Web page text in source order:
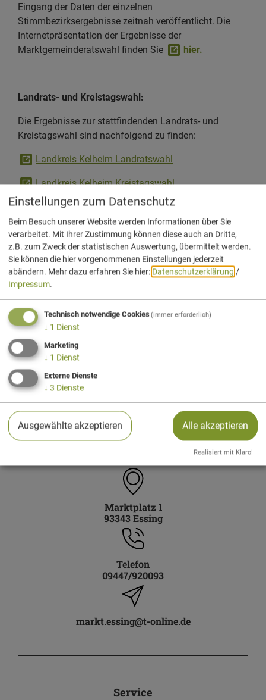
Eingang der Daten der einzelnen
Stimmbezirksergebnisse zeitnah veröffentlicht. Die
Internetpräsentation der Ergebnisse der
Marktgemeinderatswahl finden Sie
hier.
Landrats- und Kreistagswahl:
Die Ergebnisse zur stattfindenden Landrats- und
Kreistagswahl sind nachfolgend zu finden:
Landkreis Kelheim Landratswahl
Landkreis Kelheim Kreistagswahl
Rathaus / Touristinformation
Markt Essing
Montag bis Donnerstag: 13:00 bis 17:00 Uhr
Freitag: 13:00 bis 16:15 Uhr
1. Mai bis 31. Oktober
Montag bis Freitag: 10:00 bis 12:00 Uhr
Marktplatz 1
93343 Essing
Telefon
09447/920093
markt.essing@t-online.de
Service
Einstellungen zum Datenschutz
Beim Besuch unserer Website werden Informationen über Sie
verarbeitet. Mit Ihrer Zustimmung können diese auch an Dritte,
z.B. zum Zweck der statistischen Auswertung, übermittelt werden.
Sie können die hier vorgenommenen Einstellungen jederzeit
abändern. Mehr dazu erfahren Sie hier: Datenschutzerklärung /
Impressum.
Technisch notwendige Cookies(immer erforderlich)
↓ 1 Dienst
Marketing
↓ 1 Dienst
Externe Dienste
↓ 3 Dienste
Ausgewählte akzeptieren Alle akzeptieren
Realisiert mit Klaro!